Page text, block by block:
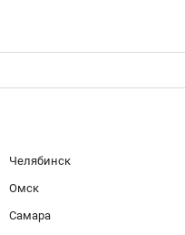
Челябинск
Омск
Самара